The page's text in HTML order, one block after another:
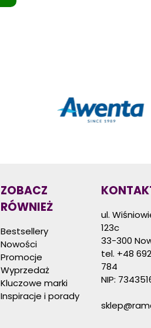
ZOBACZ
RÓWNIEŻ
Bestsellery
Nowości
Promocje
Wyprzedaż
Kluczowe marki
Inspiracje i porady
ul.
123c
33-300
tel. +48
784
NIP: